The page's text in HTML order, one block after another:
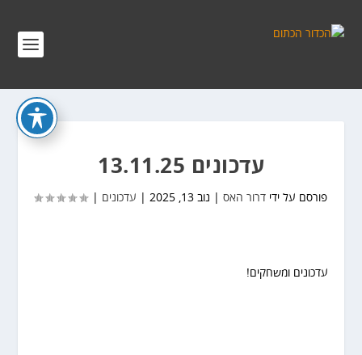
עדכונים 13.11.25
פורסם על ידידרור האס נוב 13, 2025 עדכונים |
עדכונים ומשחקים!